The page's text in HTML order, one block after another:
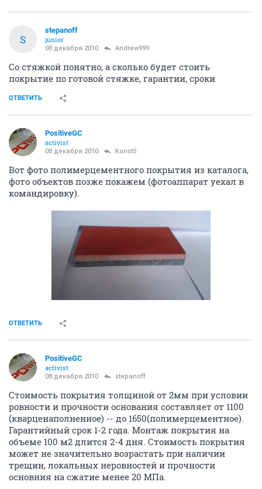
S
stepanoff
junior
08 декабря 2010 Andrew999
Со стяжкой понятно, а сколько будет стоить
покрытие по готовой стяжке, гарантии, сроки
ОТВЕТИТЬ
PositiveGC
activist
08 декабря 2010 Konst5
Вот фото полимерцементного покрытия из каталога,
фото объектов позже покажем (фотоаппарат уехал в
командировку).
ОТВЕТИТЬ
PositiveGC
activist
08 декабря 2010 stepanoff
Стоимость покрытия толщиной от 2мм при условии
ровности и прочности основания составляет от 1100
(кварценаполненное) -- до 1650(полимерцементное).
Гарантийный срок 1-2 года. Монтаж покрытия на
объеме 100 м2 длится 2-4 дня. Стоимость покрытия
может не значительно возрастать при наличии
трещин, локальных неровностей и прочности
основния на сжатие менее 20 МПа.